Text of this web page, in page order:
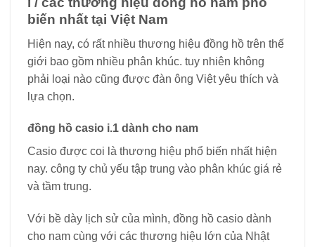
biến nhất tại Việt Nam
Hiện nay, có rất nhiều thương hiệu đồng hồ trên thế
giới bao gồm nhiều phân khúc. tuy nhiên không
phải loại nào cũng được đàn ông Việt yêu thích và
lựa chọn.
đồng hồ casio i.1 dành cho nam
Casio được coi là thương hiệu phổ biến nhất hiện
nay. công ty chủ yếu tập trung vào phân khúc giá rẻ
và tầm trung.
Với bề dày lịch sử của mình, đồng hồ casio dành
cho nam cùng với các thương hiệu lớn của Nhật